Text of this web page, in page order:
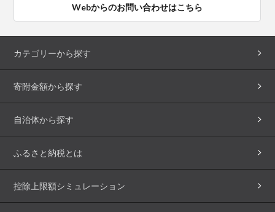
Webからのお問い合わせはこちら
カテゴリーから探す
寄附金額から探す
自治体から探す
ふるさと納税とは
控除上限額シミュレーション